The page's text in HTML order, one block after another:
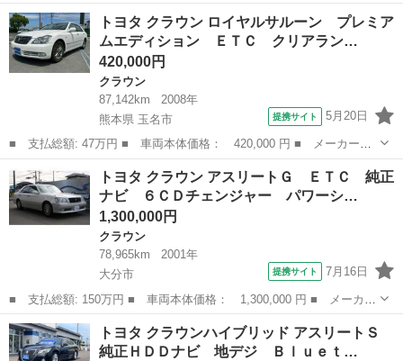
名： トヨタ ■ 車種名： クラウン ■ グレード名： ロイヤルエ
クストラリミテッド ■ 排気量： 2500cc ■ ドア枚数： 4D ■ ミ
ッ...
大分 由布市 クラウン
トヨタ クラウン ロイヤルサルーン プレミア
ムエディション ＥＴＣ クリアラン…
420,000円
クラウン
87,142km
2008年
熊本県 玉名市
提携サイト 5月20日
■ 支払総額: 47万円 ■ 車両本体価格： 420,000 円 ■ メーカー
名： トヨタ ■ 車種名： クラウン ■ グレード名： ロイヤルサ
ルーン プレミアムエディション ＥＴＣ クリアランスソナー オ
ートクルーズコン...
熊本 クラウン
トヨタ クラウン アスリートＧ ＥＴＣ 純正
ナビ ６ＣＤチェンジャー パワーシ…
1,300,000円
クラウン
78,965km
2001年
大分市
提携サイト 7月16日
■ 支払総額: 150万円 ■ 車両本体価格： 1,300,000 円 ■ メーカー
名： トヨタ ■ 車種名： クラウン ■ グレード名： アスリート
Ｇ ＥＴＣ 純正ナビ ６ＣＤチェンジャー パワーシート キーレ
スエントリ...
大分 大分市 クラウン
トヨタ クラウンハイブリッド アスリートＳ
純正ＨＤＤナビ 地デジ Ｂｌｕｅｔ…